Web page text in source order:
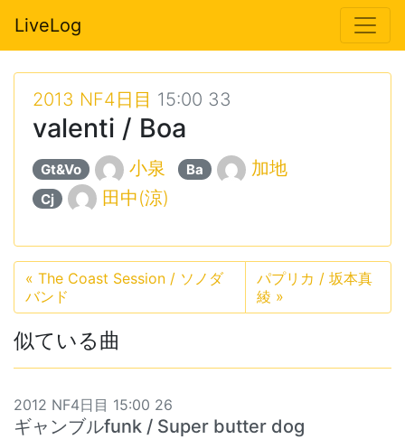
LiveLog
2013 NF4日目 15:00 33
valenti / Boa
Gt&Vo 小泉 Ba 加地
Cj 田中(涼)
« The Coast Session / ソノダ
バンド
パプリカ / 坂本真
綾 »
似ている曲
2012 NF4日目 15:00 26
ギャンブルfunk / Super butter dog